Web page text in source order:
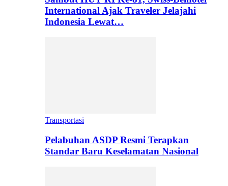
International Ajak Traveler Jelajahi
Indonesia Lewat…
Transportasi
Pelabuhan ASDP Resmi Terapkan
Standar Baru Keselamatan Nasional